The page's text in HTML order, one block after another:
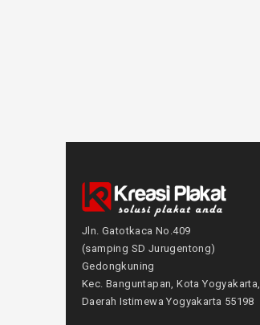
Jln. Gatotkaca No.409
(samping SD Jurugentong)
Gedongkuning
Kec. Banguntapan, Kota Yogyakarta,
Daerah Istimewa Yogyakarta 55198